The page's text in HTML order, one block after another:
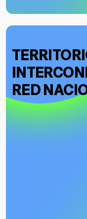
RED